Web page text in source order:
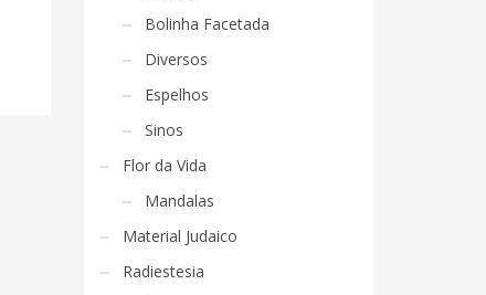
Bolinha Facetada
Diversos
Espelhos
Sinos
Flor da Vida
Mandalas
Material Judaico
Radiestesia